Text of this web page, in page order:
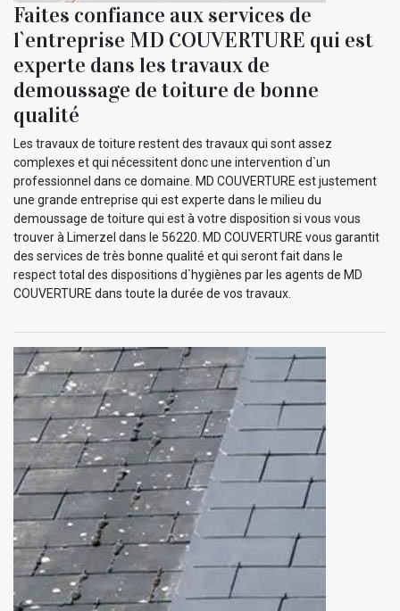
Faites confiance aux services de
l`entreprise MD COUVERTURE qui est
experte dans les travaux de
demoussage de toiture de bonne
qualité
Les travaux de toiture restent des travaux qui sont assez
complexes et qui nécessitent donc une intervention d`un
professionnel dans ce domaine. MD COUVERTURE est justement
une grande entreprise qui est experte dans le milieu du
demoussage de toiture qui est à votre disposition si vous vous
trouver à Limerzel dans le 56220. MD COUVERTURE vous garantit
des services de très bonne qualité et qui seront fait dans le
respect total des dispositions d`hygiènes par les agents de MD
COUVERTURE dans toute la durée de vos travaux.